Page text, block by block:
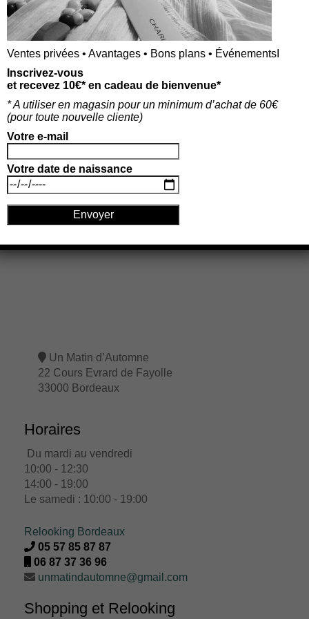
Ajouter au panier Ajouter au panier
« Previous post link Mentions Légales
La boutique à Bordeaux
Un Matin d’Automne
22 Cours Evrard de Fayolle
33000 Bordeaux
Horaires
Du mardi au vendredi
10:00 - 12:30
14:00 - 19:00
Le samedi : 10:00 - 19:00
Relooking Bordeaux
05 57 85 87 87
06 87 37 36 96
unmatindautomne@gmail.com
Shopping et Relooking
Ventes privées • Avantages • Bons plans • ÉvénementsI
Inscrivez-vous
et recevez 10€* en cadeau de bienvenue*
* A utiliser en magasin pour un minimum d’achat de 60€
(pour toute nouvelle cliente)
Votre e-mail
Votre date de naissance